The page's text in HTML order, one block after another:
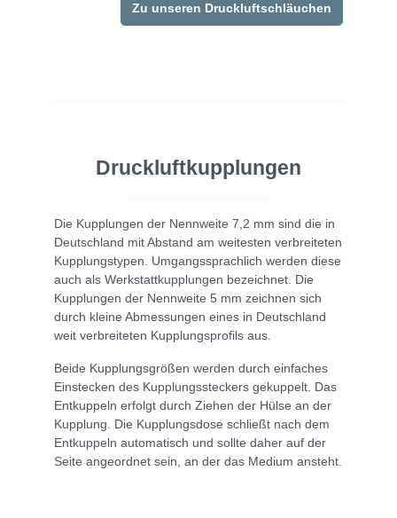
Zu unseren Druckluftschläuchen
Druckluftkupplungen
Die Kupplungen der Nennweite 7,2 mm sind die in
Deutschland mit Abstand am weitesten verbreiteten
Kupplungstypen. Umgangssprachlich werden diese
auch als Werkstattkupplungen bezeichnet. Die
Kupplungen der Nennweite 5 mm zeichnen sich
durch kleine Abmessungen eines in Deutschland
weit verbreiteten Kupplungsprofils aus.
Beide Kupplungsgrößen werden durch einfaches
Einstecken des Kupplungssteckers gekuppelt. Das
Entkuppeln erfolgt durch Ziehen der Hülse an der
Kupplung. Die Kupplungsdose schließt nach dem
Entkuppeln automatisch und sollte daher auf der
Seite angeordnet sein, an der das Medium ansteht.